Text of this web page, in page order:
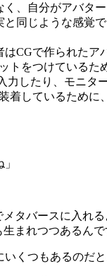
、自分がアバタ
同じような感覚
CGで作られたア
をつけているた
したり、モニタ
着しているために
タバースに入れ
まれつつあるんで
くつもあるのだと